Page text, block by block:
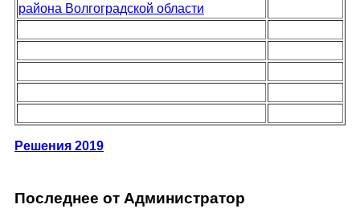
района Волгоградской области
Решения 2019
Последнее от Администратор